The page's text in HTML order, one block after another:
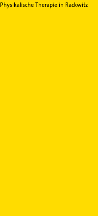
Physikalische Therapie in Rackwitz